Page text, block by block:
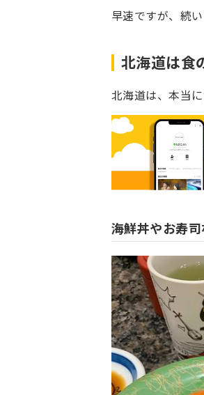
早速ですが、続
北海道は食
北海道は、本当
海鮮丼やお寿